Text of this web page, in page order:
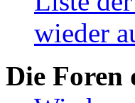
wieder
Die Foren